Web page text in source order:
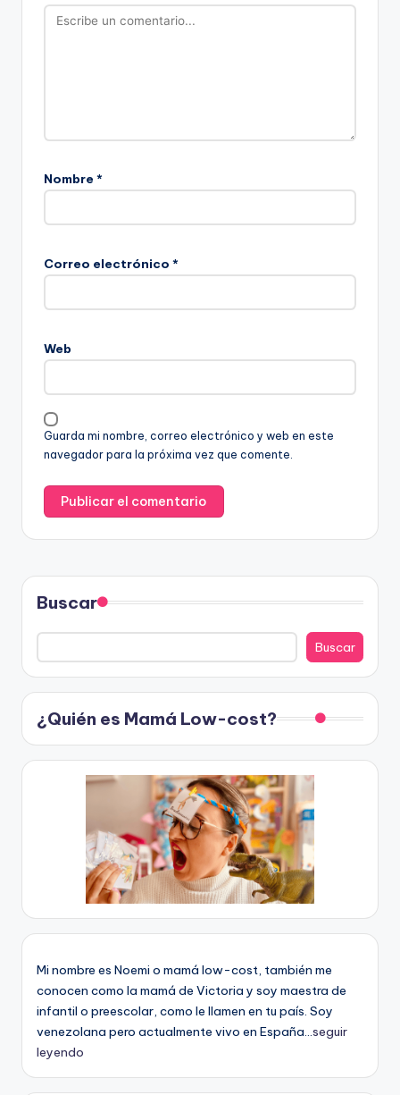
Nombre *
Correo electrónico *
Web
Guarda mi nombre, correo electrónico y web en este
navegador para la próxima vez que comente.
Buscar
Buscar
¿Quién es Mamá Low-cost?
Mi nombre es Noemi o mamá low-cost, también me
conocen como la mamá de Victoria y soy maestra de
infantil o preescolar, como le llamen en tu país. Soy
venezolana pero actualmente vivo en España...seguir
leyendo